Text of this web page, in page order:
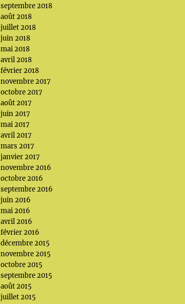
septembre 2018
août 2018
juillet 2018
juin 2018
mai 2018
avril 2018
février 2018
novembre 2017
octobre 2017
août 2017
juin 2017
mai 2017
avril 2017
mars 2017
janvier 2017
novembre 2016
octobre 2016
septembre 2016
juin 2016
mai 2016
avril 2016
février 2016
décembre 2015
novembre 2015
octobre 2015
septembre 2015
août 2015
juillet 2015